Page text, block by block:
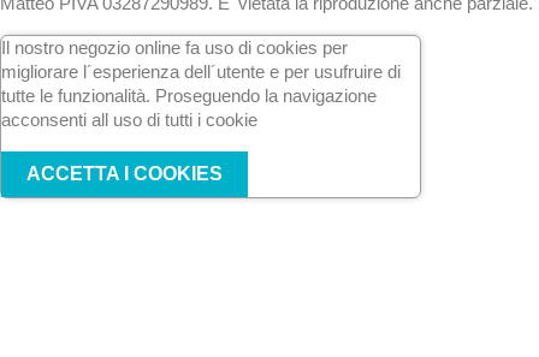
Il nostro negozio online fa uso di cookies per
migliorare l´esperienza dell´utente e per usufruire di
tutte le funzionalità. Proseguendo la navigazione
acconsenti all uso di tutti i cookie
ACCETTA I COOKIES